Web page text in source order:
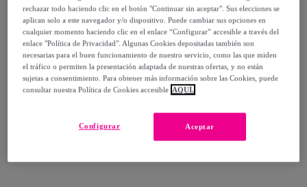
Entrega
Envío gratis
y el15/08
rechazar todo haciendo clic en el botón "Continuar sin aceptar". Sus elecciones se
aplican solo a este navegador y/o dispositivo. Puede cambiar sus opciones en
cualquier momento haciendo clic en el enlace “Configurar” accesible a través del
enlace "Política de Privacidad". Algunas Cookies depositadas también son
necesarias para el buen funcionamiento de nuestro servicio, como las que miden
el tráfico o permiten la presentación adaptada de nuestras ofertas, y no están
sujetas a consentimiento. Para obtener más información sobre las Cookies, puede
consultar nuestra Política de Cookies accesible AQUÍ.
Aceptar
Configurar